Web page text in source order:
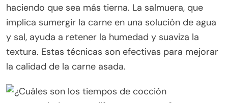
haciendo que sea más tierna. La salmuera, que
implica sumergir la carne en una solución de agua
y sal, ayuda a retener la humedad y suaviza la
textura. Estas técnicas son efectivas para mejorar
la calidad de la carne asada.